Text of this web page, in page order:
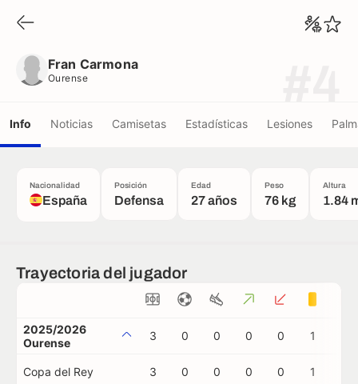
Fran Carmona
Ourense
Info Noticias Camisetas Estadísticas Lesiones
Nacionalidad
España
Posición
Defensa
Edad
27 años
Peso
76 kg
Altura
1.84
Trayectoria del jugador
2025/2026
Ourense
3 0 0 0 0 1
Copa del Rey 3 0 0 0 0 1